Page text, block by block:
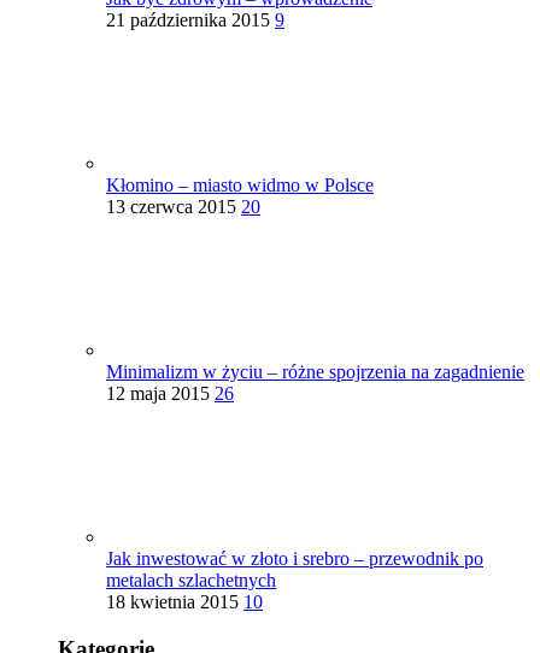
21 października 2015 9
Kłomino – miasto widmo w Polsce
13 czerwca 2015 20
Minimalizm w życiu – różne spojrzenia na zagadnienie
12 maja 2015 26
Jak inwestować w złoto i srebro – przewodnik po
metalach szlachetnych
18 kwietnia 2015 10